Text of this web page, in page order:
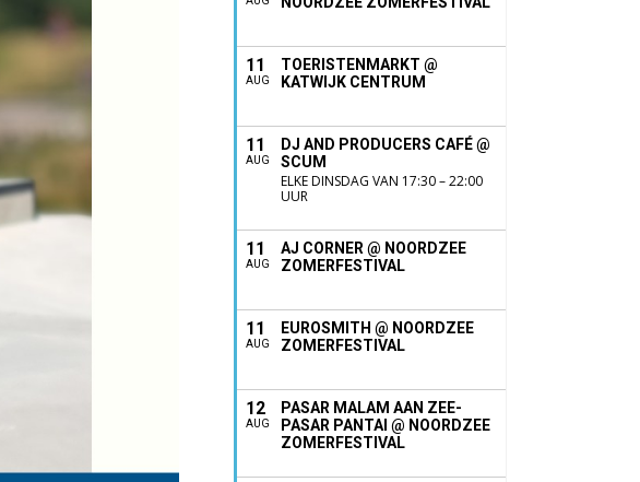
11
AUG
TOERISTENMARKT @
KATWIJK CENTRUM
11
AUG
DJ AND PRODUCERS CAFÉ @
SCUM
ELKE DINSDAG VAN 17:30 – 22:00
UUR
11
AUG
AJ CORNER @ NOORDZEE
ZOMERFESTIVAL
11
AUG
EUROSMITH @ NOORDZEE
ZOMERFESTIVAL
12
AUG
PASAR MALAM AAN ZEE-
PASAR PANTAI @ NOORDZEE
ZOMERFESTIVAL